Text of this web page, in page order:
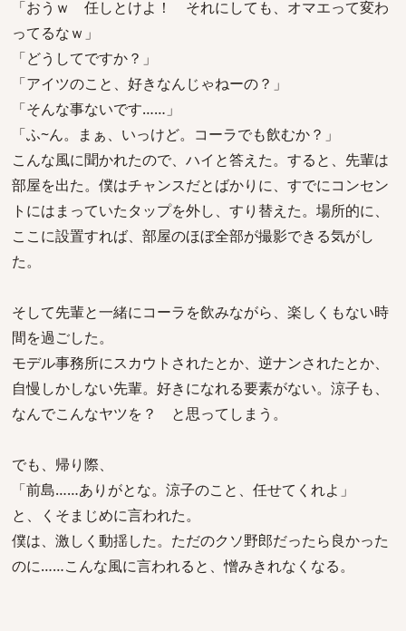
「おうｗ 任しとけよ！ それにしても、オマエって変わ
ってるなｗ」
「どうしてですか？」
「アイツのこと、好きなんじゃねーの？」
「そんな事ないです……」
「ふ~ん。まぁ、いっけど。コーラでも飲むか？」
こんな風に聞かれたので、ハイと答えた。すると、先輩は
部屋を出た。僕はチャンスだとばかりに、すでにコンセン
トにはまっていたタップを外し、すり替えた。場所的に、
ここに設置すれば、部屋のほぼ全部が撮影できる気がし
た。
そして先輩と一緒にコーラを飲みながら、楽しくもない時
間を過ごした。
モデル事務所にスカウトされたとか、逆ナンされたとか、
自慢しかしない先輩。好きになれる要素がない。涼子も、
なんでこんなヤツを？ と思ってしまう。
でも、帰り際、
「前島……ありがとな。涼子のこと、任せてくれよ」
と、くそまじめに言われた。
僕は、激しく動揺した。ただのクソ野郎だったら良かった
のに……こんな風に言われると、憎みきれなくなる。